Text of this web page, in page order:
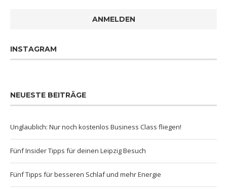
ANMELDEN
INSTAGRAM
NEUESTE BEITRÄGE
Unglaublich: Nur noch kostenlos Business Class fliegen!
Fünf Insider Tipps für deinen Leipzig Besuch
Fünf Tipps für besseren Schlaf und mehr Energie